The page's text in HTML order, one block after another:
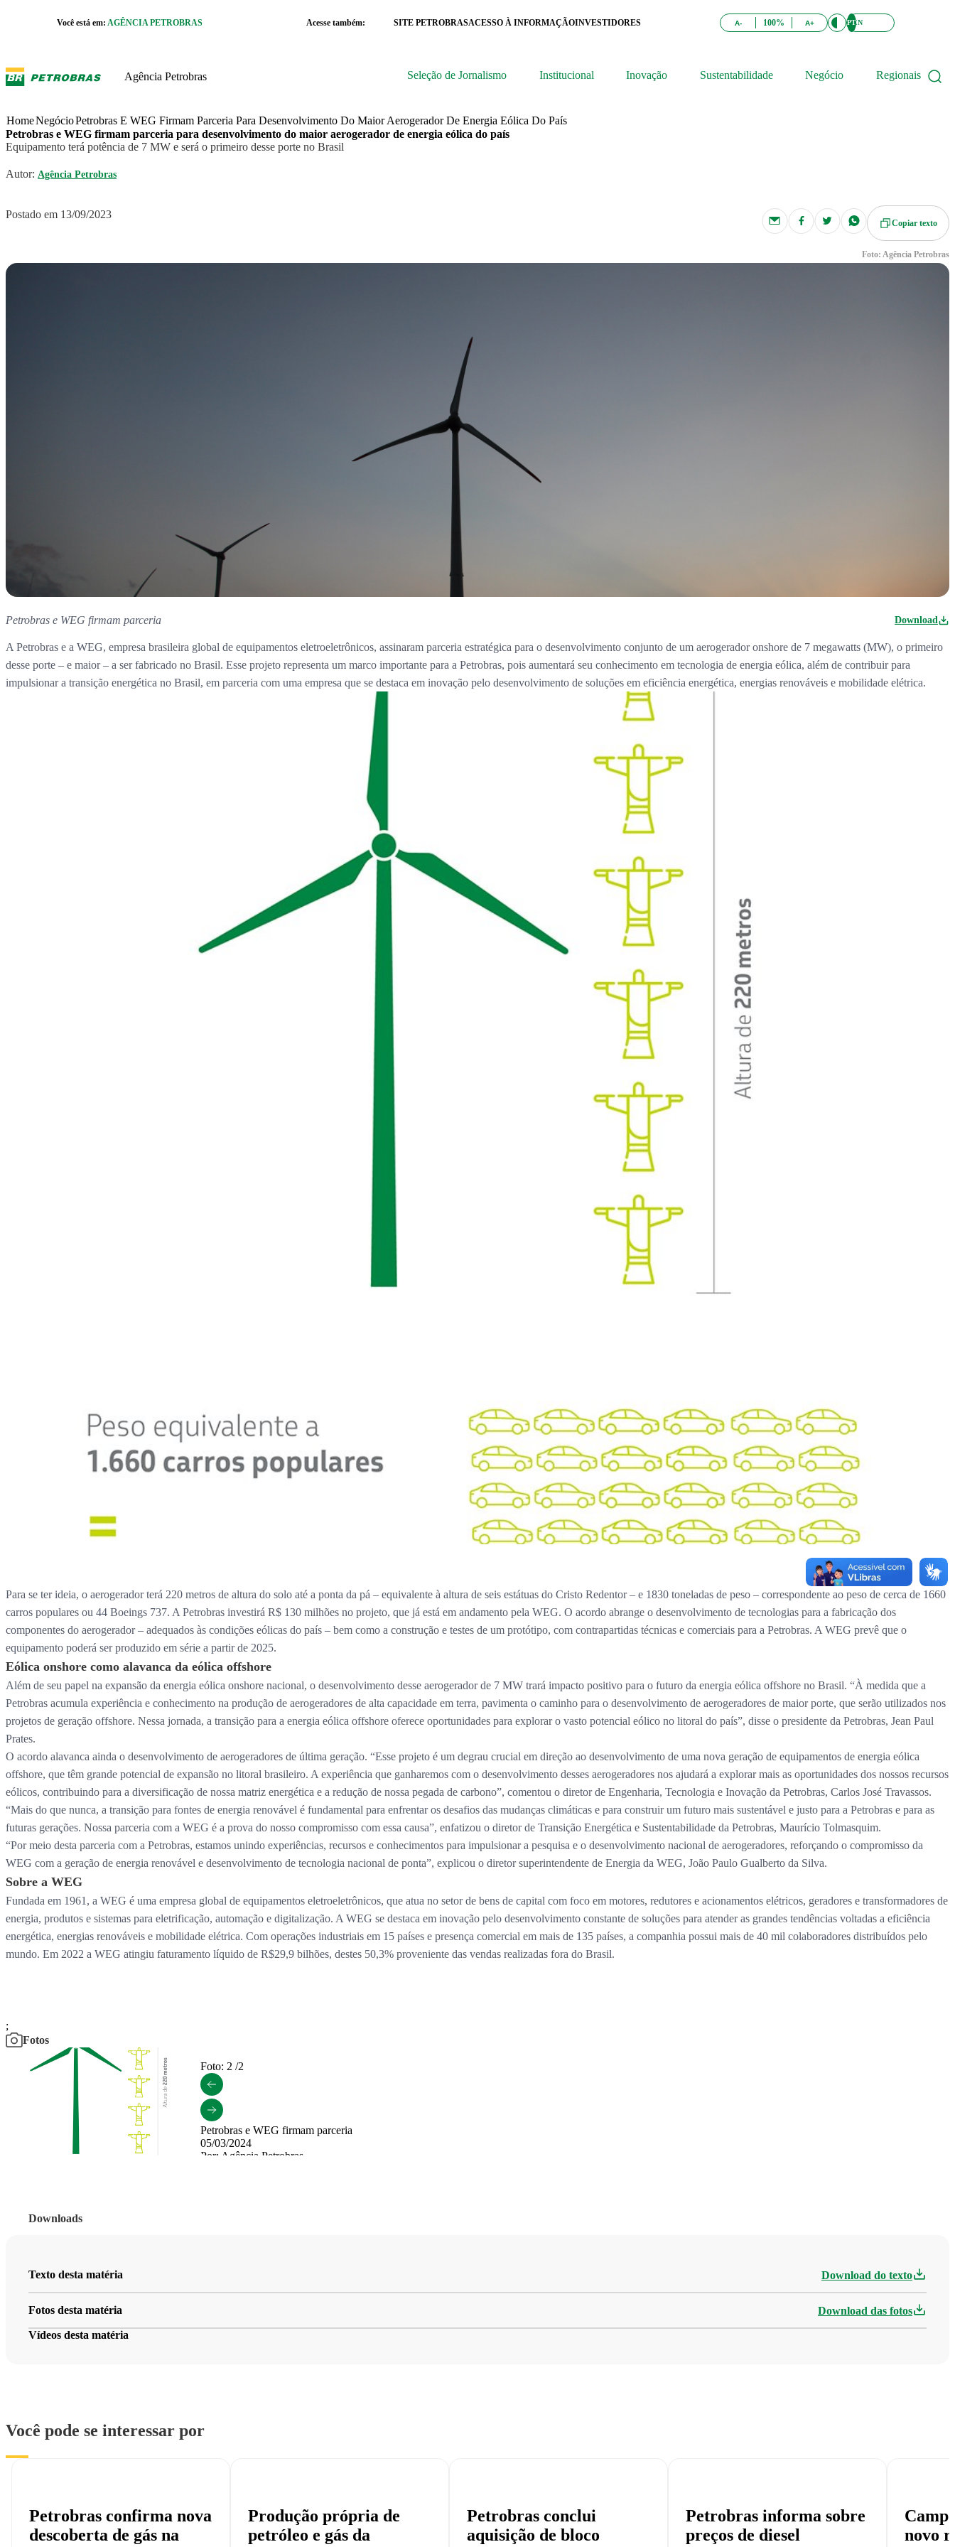
Você está em: AGÊNCIA PETROBRAS Acesse também: SITE PETROBRASACESSO À INFORMAÇÃOINVESTIDORES A- 100% A+ PTEN
Agência Petrobras Seleção de Jornalismo Institucional Inovação Sustentabilidade Negócio Regionais
HomeNegócioPetrobras E WEG Firmam Parceria Para Desenvolvimento Do Maior Aerogerador De Energia Eólica Do País
Petrobras e WEG firmam parceria para desenvolvimento do maior aerogerador de energia eólica do país
Equipamento terá potência de 7 MW e será o primeiro desse porte no Brasil
Autor: Agência Petrobras
Postado em 13/09/2023
Copiar texto
Foto: Agência Petrobras
Petrobras e WEG firmam parceria Download
A Petrobras e a WEG, empresa brasileira global de equipamentos eletroeletrônicos, assinaram parceria estratégica para o desenvolvimento conjunto de um aerogerador onshore de 7 megawatts (MW), o primeiro
desse porte – e maior – a ser fabricado no Brasil. Esse projeto representa um marco importante para a Petrobras, pois aumentará seu conhecimento em tecnologia de energia eólica, além de contribuir para
impulsionar a transição energética no Brasil, em parceria com uma empresa que se destaca em inovação pelo desenvolvimento de soluções em eficiência energética, energias renováveis e mobilidade elétrica.
Para se ter ideia, o aerogerador terá 220 metros de altura do solo até a ponta da pá – equivalente à altura de seis estátuas do Cristo Redentor – e 1830 toneladas de peso – correspondente ao peso de cerca de 1660
carros populares ou 44 Boeings 737. A Petrobras investirá R$ 130 milhões no projeto, que já está em andamento pela WEG. O acordo abrange o desenvolvimento de tecnologias para a fabricação dos
componentes do aerogerador – adequados às condições eólicas do país – bem como a construção e testes de um protótipo, com contrapartidas técnicas e comerciais para a Petrobras. A WEG prevê que o
equipamento poderá ser produzido em série a partir de 2025.
Eólica onshore como alavanca da eólica offshore
Além de seu papel na expansão da energia eólica onshore nacional, o desenvolvimento desse aerogerador de 7 MW trará impacto positivo para o futuro da energia eólica offshore no Brasil. “À medida que a
Petrobras acumula experiência e conhecimento na produção de aerogeradores de alta capacidade em terra, pavimenta o caminho para o desenvolvimento de aerogeradores de maior porte, que serão utilizados nos
projetos de geração offshore. Nessa jornada, a transição para a energia eólica offshore oferece oportunidades para explorar o vasto potencial eólico no litoral do país”, disse o presidente da Petrobras, Jean Paul
Prates.
O acordo alavanca ainda o desenvolvimento de aerogeradores de última geração. “Esse projeto é um degrau crucial em direção ao desenvolvimento de uma nova geração de equipamentos de energia eólica
offshore, que têm grande potencial de expansão no litoral brasileiro. A experiência que ganharemos com o desenvolvimento desses aerogeradores nos ajudará a explorar mais as oportunidades dos nossos recursos
eólicos, contribuindo para a diversificação de nossa matriz energética e a redução de nossa pegada de carbono”, comentou o diretor de Engenharia, Tecnologia e Inovação da Petrobras, Carlos José Travassos.
“Mais do que nunca, a transição para fontes de energia renovável é fundamental para enfrentar os desafios das mudanças climáticas e para construir um futuro mais sustentável e justo para a Petrobras e para as
futuras gerações. Nossa parceria com a WEG é a prova do nosso compromisso com essa causa”, enfatizou o diretor de Transição Energética e Sustentabilidade da Petrobras, Maurício Tolmasquim.
“Por meio desta parceria com a Petrobras, estamos unindo experiências, recursos e conhecimentos para impulsionar a pesquisa e o desenvolvimento nacional de aerogeradores, reforçando o compromisso da
WEG com a geração de energia renovável e desenvolvimento de tecnologia nacional de ponta”, explicou o diretor superintendente de Energia da WEG, João Paulo Gualberto da Silva.
Sobre a WEG
Fundada em 1961, a WEG é uma empresa global de equipamentos eletroeletrônicos, que atua no setor de bens de capital com foco em motores, redutores e acionamentos elétricos, geradores e transformadores de
energia, produtos e sistemas para eletrificação, automação e digitalização. A WEG se destaca em inovação pelo desenvolvimento constante de soluções para atender as grandes tendências voltadas a eficiência
energética, energias renováveis e mobilidade elétrica. Com operações industriais em 15 países e presença comercial em mais de 135 países, a companhia possui mais de 40 mil colaboradores distribuídos pelo
mundo. Em 2022 a WEG atingiu faturamento líquido de R$29,9 bilhões, destes 50,3% proveniente das vendas realizadas fora do Brasil.
;
Fotos
Por: Agência Petrobras
Baixar
para fins editoriais.
Foto: 2 /2
Petrobras e WEG firmam parceria
05/03/2024
Por: Agência Petrobras
Downloads
Texto desta matéria Download do texto
Fotos desta matéria Download das fotos
Vídeos desta matéria
Você pode se interessar por
Petrobras confirma nova
descoberta de gás na
Produção própria de
petróleo e gás da
Petrobras conclui
aquisição de bloco
Petrobras informa sobre
preços de diesel
novo
caixa de cookies